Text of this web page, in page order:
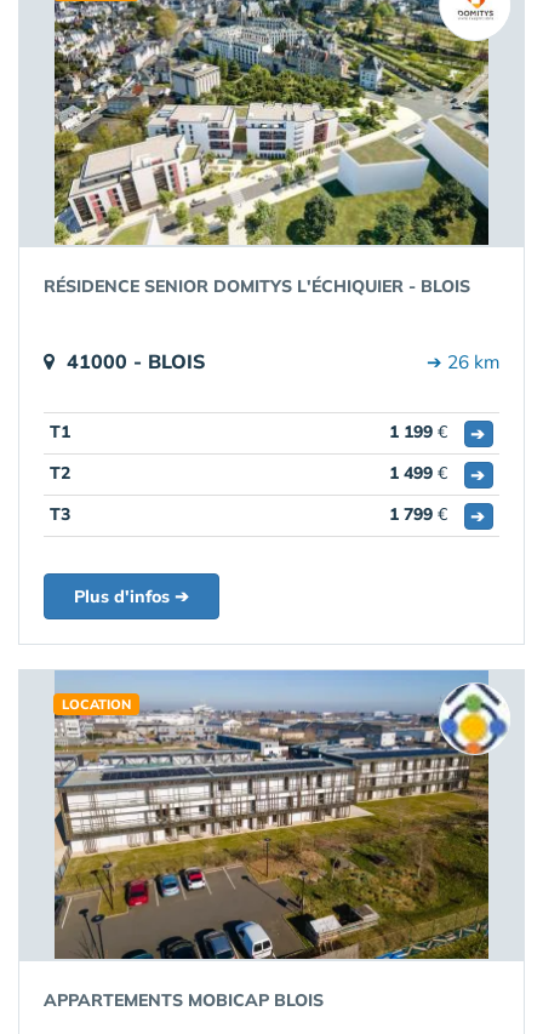
RÉSIDENCE SENIOR DOMITYS L'ÉCHIQUIER - BLOIS
41000 - BLOIS ➔ 26 km
T1 1 199 €
➔
T2
1 499 €
➔
T3
1 799 € ➔
Plus d'infos ➔
LOCATION
APPARTEMENTS MOBICAP BLOIS